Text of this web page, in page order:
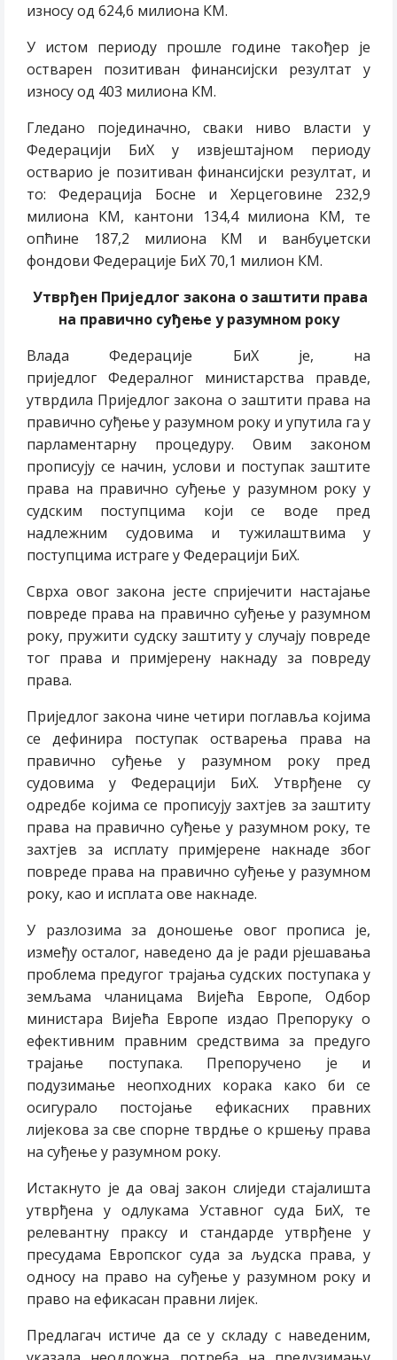
износу од 624,6 милиона КМ.
У истом периоду прошле године такођер је
остварен позитиван финансијски резултат у
износу од 403 милиона КМ.
Гледано појединачно, сваки ниво власти у
Федерацији БиХ у извјештајном периоду
остварио је позитиван финансијски резултат, и
то: Федерација Босне и Херцеговине 232,9
милиона КМ, кантони 134,4 милиона КМ, те
опћине 187,2 милиона КМ и ванбуџетски
фондови Федерације БиХ 70,1 милион КМ.
Утврђен Приједлог закона о заштити права
на правично суђење у разумном року
Влада Федерације БиХ је, на
приједлог Федералног министарства правде,
утврдила Приједлог закона о заштити права на
правично суђење у разумном року и упутила га у
парламентарну процедуру. Овим законом
прописују се начин, услови и поступак заштите
права на правично суђење у разумном року у
судским поступцима који се воде пред
надлежним судовима и тужилаштвима у
поступцима истраге у Федерацији БиХ.
Сврха овог закона јесте спријечити настајање
повреде права на правично суђење у разумном
року, пружити судску заштиту у случају повреде
тог права и примјерену накнаду за повреду
права.
Приједлог закона чине четири поглавља којима
се дефинира поступак остварења права на
правично суђење у разумном року пред
судовима у Федерацији БиХ. Утврђене су
одредбе којима се прописују захтјев за заштиту
права на правично суђење у разумном року, те
захтјев за исплату примјерене накнаде због
повреде права на правично суђење у разумном
року, као и исплата ове накнаде.
У разлозима за доношење овог прописа је,
између осталог, наведено да је ради рјешавања
проблема предугог трајања судских поступака у
земљама чланицама Вијећа Европе, Одбор
министара Вијећа Европе издао Препоруку о
ефективним правним средствима за предуго
трајање поступака. Препоручено је и
подузимање неопходних корака како би се
осигурало постојање ефикасних правних
лијекова за све спорне тврдње о кршењу права
на суђење у разумном року.
Истакнуто је да овај закон слиједи стајалишта
утврђена у одлукама Уставног суда БиХ, те
релевантну праксу и стандарде утврђене у
пресудама Европског суда за људска права, у
односу на право на суђење у разумном року и
право на ефикасан правни лијек.
Предлагач истиче да се у складу с наведеним,